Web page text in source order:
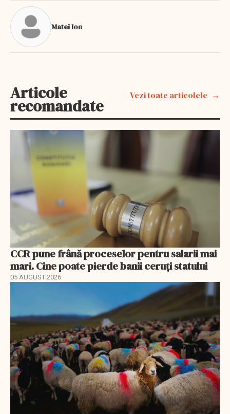
Matei Ion
Articole
recomandate
Vezi toate articolele
CCR pune frână proceselor pentru salarii mai
mari. Cine poate pierde banii ceruți statului
05 AUGUST 2026